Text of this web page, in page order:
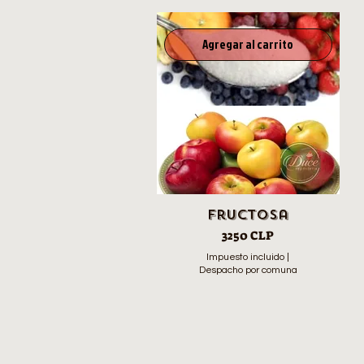
Agregar al carrito
Fructosa
Precio
3250 CLP
Impuesto incluido
Despacho por comuna